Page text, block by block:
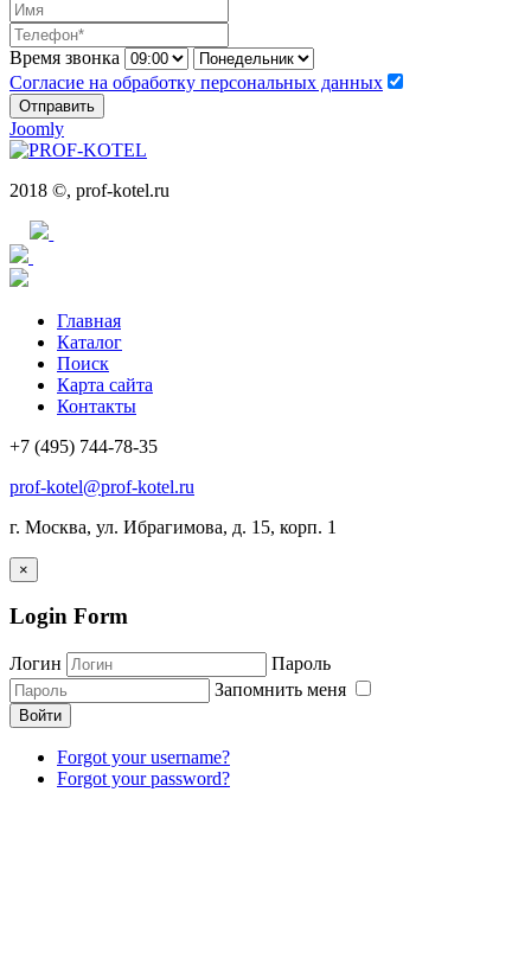
Время звонка
Согласие на обработку персональных данных
Отправить
Joomly
2018 ©, prof-kotel.ru
Главная
Каталог
Поиск
Карта сайта
Контакты
+7 (495) 744-78-35
prof-kotel@prof-kotel.ru
г. Москва, ул. Ибрагимова, д. 15, корп. 1
×
Login Form
Логин
Пароль
Запомнить меня
Войти
Forgot your username?
Forgot your password?